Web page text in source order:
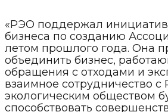
«РЭО поддержал
бизнеса по созданию
летом прошлого года. Она
объединить бизнес,
обращения с отходами и
взаимное сотрудничество с
экологическим обществом
способствовать